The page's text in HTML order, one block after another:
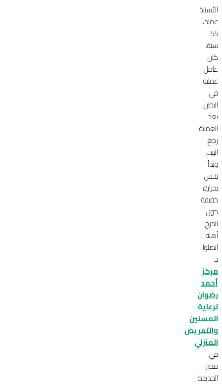
الأستاذ
عماد،
55
سنة،
كان
عامل
عملية
في
البطن.
بعد
العملية
رجع
البيت
وبدأ
يحس
بحرارة
خفيفة
حول
الجرح.
أهله
اتصلوا
بـ
مركز
أحمد
رضوان
لرعاية
المسنين
والتمريض
المنزلي
في
مصر
الجديدة.